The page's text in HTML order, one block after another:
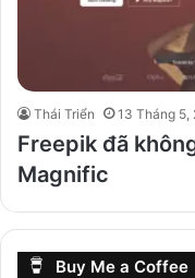
Thái Triển 13 Tháng 5,
Freepik đã
Magnific
Buy Me a Coffee